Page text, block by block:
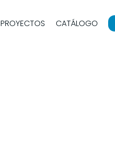
PROYECTOS CATÁLOGO